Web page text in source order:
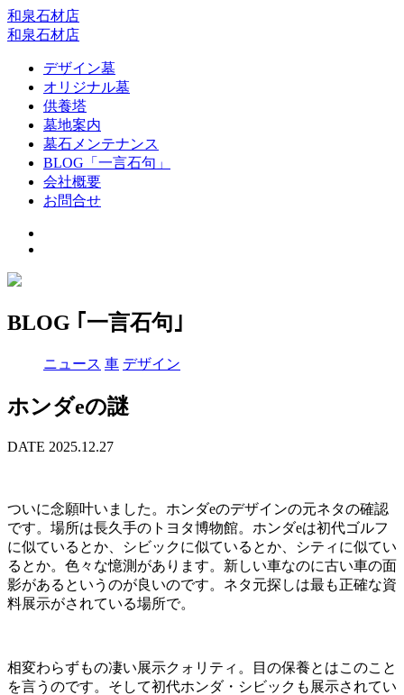
和泉石材店
和泉石材店
デザイン墓
オリジナル墓
供養塔
墓地案内
墓石メンテナンス
BLOG「一言石句」
会社概要
お問合せ
BLOG ｢一言石句｣
ニュース 車 デザイン
ホンダeの謎
DATE 2025.12.27
ついに念願叶いました。ホンダeのデザインの元ネタの確認
です。場所は長久手のトヨタ博物館。ホンダeは初代ゴルフ
に似ているとか、シビックに似ているとか、シティに似てい
るとか。色々な憶測があります。新しい車なのに古い車の面
影があるというのが良いのです。ネタ元探しは最も正確な資
料展示がされている場所で。
相変わらずもの凄い展示クォリティ。目の保養とはこのこと
を言うのです。そして初代ホンダ・シビックも展示されてい